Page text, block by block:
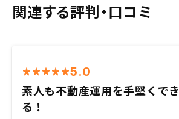
関連する評判・口コミ
5.0
素人も不動産運用を手堅くでき
る！